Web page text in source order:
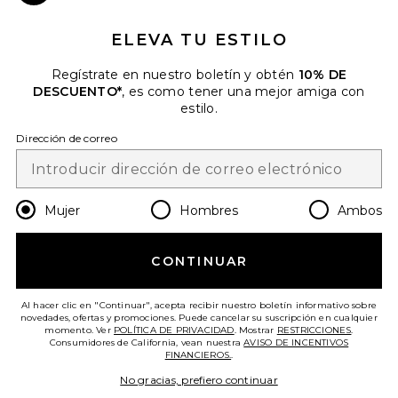
CUALQUIER MOMENTO. POLÍTICA DE PRIVACIDAD
Change Country Regions
es USD
¡AYÚDANOS A MEJORAR!
ATENCIÓN AL CLIENTE
ELEVA TU ESTILO
Regístrate en nuestro boletín y obtén 10% DE
DESCUENTO*, es como tener una mejor amiga con
estilo.
Dirección de correo
Mujer Hombres Ambos
CONTINUAR
Al hacer clic en "Continuar", acepta recibir nuestro boletín informativo sobre
novedades, ofertas y promociones. Puede cancelar su suscripción en cualquier
momento. Ver POLÍTICA DE PRIVACIDAD. Mostrar RESTRICCIONES.
Consumidores de California, vean nuestraAVISO DE INCENTIVOS
FINANCIEROS..
No gracias, prefiero continuar